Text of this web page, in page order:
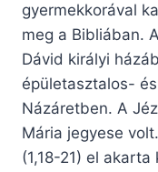
gyermekkorával
meg a Bibliában.
Dávid királyi
épületasztalos-
Názáretben. A
Mária jegyese
(1,18-21) el